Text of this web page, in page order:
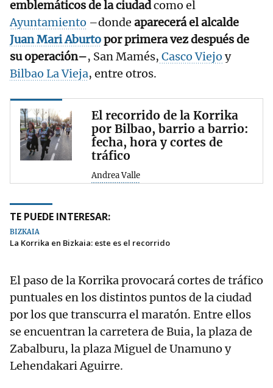
emblemáticos de la ciudadcomo el
Ayuntamiento –donde aparecerá el alcalde
Juan Mari Aburtopor primera vez después de
su operación–, San Mamés, Casco Viejo y
Bilbao La Vieja, entre otros.
El recorrido de la Korrika
por Bilbao, barrio a barrio:
fecha, hora y cortes de
tráfico
Andrea Valle
TE PUEDE INTERESAR:
BIZKAIA
La Korrika en Bizkaia: este es el recorrido
El paso de la Korrika provocará cortes de tráfico
puntuales en los distintos puntos de la ciudad
por los que transcurra el maratón. Entre ellos
se encuentran la carretera de Buia, la plaza de
Zabalburu, la plaza Miguel de Unamuno y
Lehendakari Aguirre.